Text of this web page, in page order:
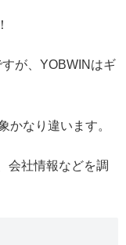
が、YOBWINはギ
かなり違います。
会社情報などを調